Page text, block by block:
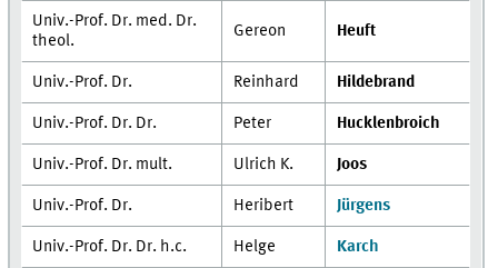
Univ.-Prof. Dr. med. Dr.
theol.
Gereon Heuft
Univ.-Prof. Dr. Reinhard Hildebrand
Univ.-Prof. Dr. Dr. Peter Hucklenbroich
Univ.-Prof. Dr. mult. Ulrich K. Joos
Univ.-Prof. Dr. Heribert Jürgens
Univ.-Prof. Dr. Dr. h.c. Helge Karch